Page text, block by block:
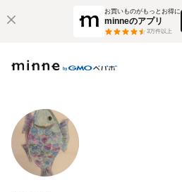
お買いものがもっとお得に
minneのアプリ
3万件以上